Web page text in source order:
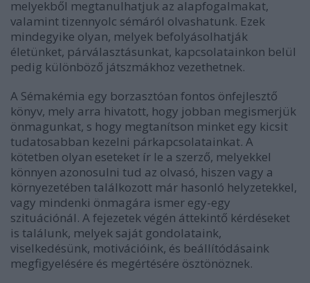
melyekből megtanulhatjuk az alapfogalmakat,
valamint tizennyolc sémáról olvashatunk. Ezek
mindegyike olyan, melyek befolyásolhatják
életünket, párválasztásunkat, kapcsolatainkon belül
pedig különböző játszmákhoz vezethetnek.
A Sémakémia egy borzasztóan fontos önfejlesztő
könyv, mely arra hivatott, hogy jobban megismerjük
önmagunkat, s hogy megtanítson minket egy kicsit
tudatosabban kezelni párkapcsolatainkat. A
kötetben olyan eseteket ír le a szerző, melyekkel
könnyen azonosulni tud az olvasó, hiszen vagy a
környezetében találkozott már hasonló helyzetekkel,
vagy mindenki önmagára ismer egy-egy
szituációnál. A fejezetek végén áttekintő kérdéseket
is találunk, melyek saját gondolataink,
viselkedésünk, motivációink, és beállítódásaink
megfigyelésére és megértésére ösztönöznek.